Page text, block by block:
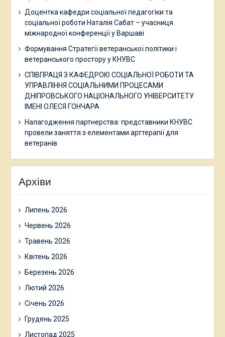
Доцентка кафедри соціальної педагогіки та
соціальної роботи Наталія Сабат – учасниця
міжнародної конференції у Варшаві
Формування Стратегії ветеранської політики і
ветеранського простору у КНУВС
СПІВПРАЦЯ З КАФЕДРОЮ СОЦІАЛЬНОЇ РОБОТИ ТА
УПРАВЛІННЯ СОЦІАЛЬНИМИ ПРОЦЕСАМИ
ДНІПРОВСЬКОГО НАЦІОНАЛЬНОГО УНІВЕРСИТЕТУ
ІМЕНІ ОЛЕСЯ ГОНЧАРА
Налагодження партнерства: представники КНУВС
провели заняття з елементами арттерапії для
ветеранів
Архіви
Липень 2026
Червень 2026
Травень 2026
Квітень 2026
Березень 2026
Лютий 2026
Січень 2026
Грудень 2025
Листопад 2025